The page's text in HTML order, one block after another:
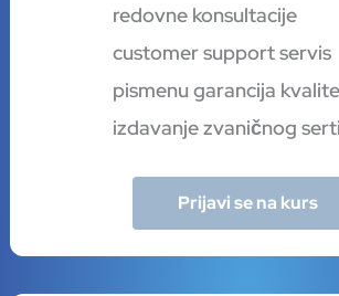
redovne konsultacije
customer support servis
pismenu garancija
izdavanje zvaničnog
Prijavi se na kurs